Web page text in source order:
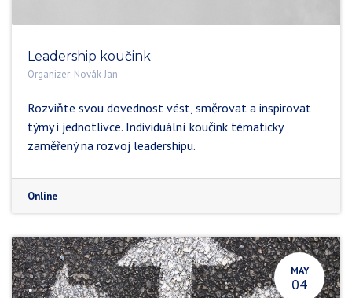
Leadership koučink
Organizer: Novák Jan
Rozviňte svou dovednost vést, směrovat a inspirovat
týmy i jednotlivce. Individuální koučink tématicky
zaměřený na rozvoj leadershipu.
Online
MAY
04